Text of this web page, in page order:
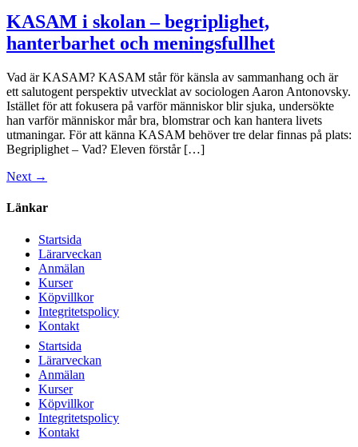
KASAM i skolan – begriplighet,
hanterbarhet och meningsfullhet
Vad är KASAM? KASAM står för känsla av sammanhang och är
ett salutogent perspektiv utvecklat av sociologen Aaron Antonovsky.
Istället för att fokusera på varför människor blir sjuka, undersökte
han varför människor mår bra, blomstrar och kan hantera livets
utmaningar. För att känna KASAM behöver tre delar finnas på plats:
Begriplighet – Vad? Eleven förstår […]
Next →
Länkar
Startsida
Lärarveckan
Anmälan
Kurser
Köpvillkor
Integritetspolicy
Kontakt
Startsida
Lärarveckan
Anmälan
Kurser
Köpvillkor
Integritetspolicy
Kontakt